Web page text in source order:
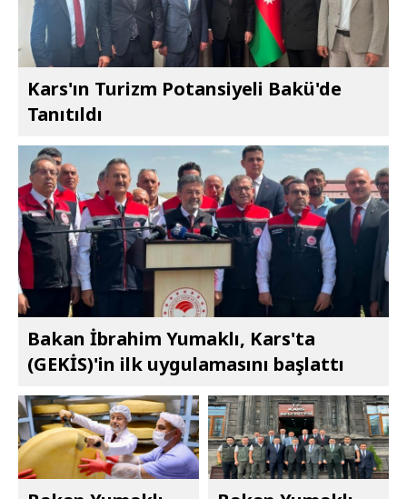
Kars'ın Turizm Potansiyeli Bakü'de
Tanıtıldı
Bakan İbrahim Yumaklı, Kars'ta
(GEKİS)'in ilk uygulamasını başlattı